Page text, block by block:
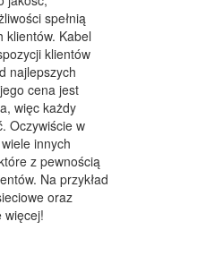
RTV, AGD
ROŚLINY
spełnią
klientów. Kabel
klientów
najlepszych
cena jest
więc każdy
Oczywiście w
innych
z pewnością
Na przykład
oraz
więcej!